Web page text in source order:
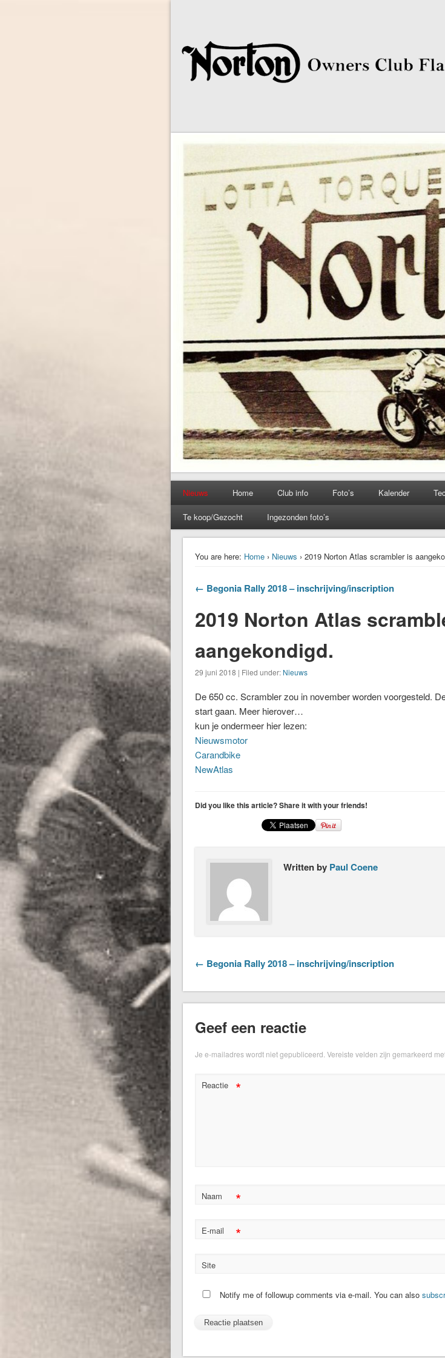
Norton Owners Club Flanders
Nieuws Home Club info Foto’s Kalender
Te koop/Gezocht Ingezonden foto’s
You are here: Home› Nieuws › 2019 Norton Atlas scrambler is
← Begonia Rally 2018 – inschrijving/inscription
2019 Norton Atlas
aangekondigd.
29 juni 2018 | Filed under: Nieuws
De 650 cc. Scrambler zou in november worden voorgesteld.
start gaan. Meer hierover…
kun je ondermeer hier lezen:
Nieuwsmotor
Carandbike
NewAtlas
Did you like this article? Share it with your friends!
Written by Paul Coene
← Begonia Rally 2018 – inschrijving/inscription
Geef een reactie
Je e-mailadres wordt niet gepubliceerd. Vereiste velden zijn gemarkeerd
Reactie *
Naam *
E-mail *
Site
Notify me of followup comments via e-mail. You can also